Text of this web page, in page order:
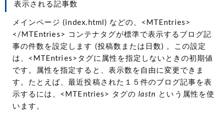
表示される記事数
メインページ (index.html) などの、<MTEntries>
</MTEntries> コンテナタグが標準で表示するブログ記
事の件数を設定します (投稿数または日数) 。この設定
は、<MTEntries>タグに属性を指定しないときの初期値
です。属性を指定すると、表示数を自由に変更できま
す。たとえば、最近投稿された１５件のブログ記事を表
示するには、<MTEntries> タグのlastn という属性を使
います。